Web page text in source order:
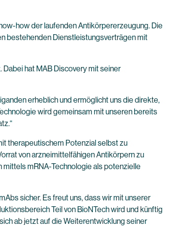
how der laufenden Antikörpererzeugung. Die
bestehenden Dienstleistungsverträgen mit
hat MAB Discovery mit seiner
erheblich und ermöglicht uns die direkte,
wird gemeinsam mit unseren bereits
therapeutischem Potenzial selbst zu
von arzneimittelfähigen Antikörpern zu
mRNA-Technologie als potenzielle
sicher. Es freut uns, dass wir mit unserer
Teil von BioNTech wird und künftig
ab jetzt auf die Weiterentwicklung seiner